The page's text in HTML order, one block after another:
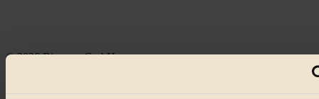
© 2026 Biorama GmbH
Datenschutz